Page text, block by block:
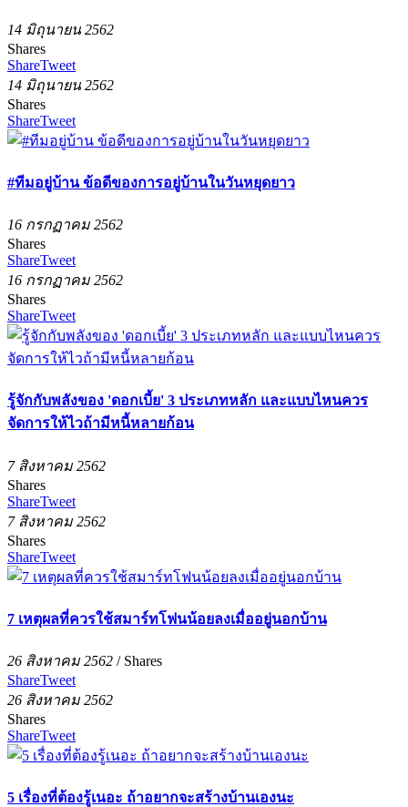
14 มิถุนายน 2562
Shares
ShareTweet
14 มิถุนายน 2562
Shares
ShareTweet
#ทีมอยู่บ้าน ข้อดีของการอยู่บ้านในวันหยุดยาว
16 กรกฏาคม 2562
Shares
ShareTweet
16 กรกฏาคม 2562
Shares
ShareTweet
รู้จักกับพลังของ 'ดอกเบี้ย' 3 ประเภทหลัก และแบบไหนควร
จัดการให้ไวถ้ามีหนี้หลายก้อน
7 สิงหาคม 2562
Shares
ShareTweet
7 สิงหาคม 2562
Shares
ShareTweet
7 เหตุผลที่ควรใช้สมาร์ทโฟนน้อยลงเมื่ออยู่นอกบ้าน
26 สิงหาคม 2562 / Shares
ShareTweet
26 สิงหาคม 2562
Shares
ShareTweet
5 เรื่องที่ต้องรู้เนอะ ถ้าอยากจะสร้างบ้านเองนะ